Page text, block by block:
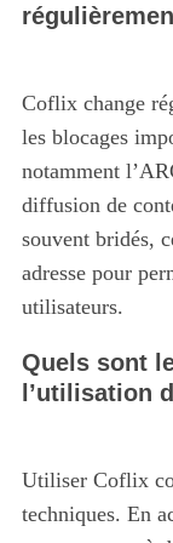
Coflix change
les blocages
notamment
diffusion de
souvent bridés,
adresse pour
utilisateurs.
Quels sont
l’utilisation
Utiliser Coflix
techniques. En